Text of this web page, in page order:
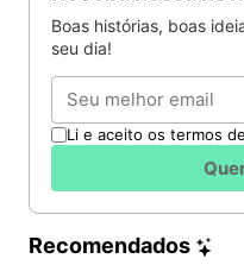
Boas histórias, boas
seu dia!
Email
Li e aceito os termos
Recomendados